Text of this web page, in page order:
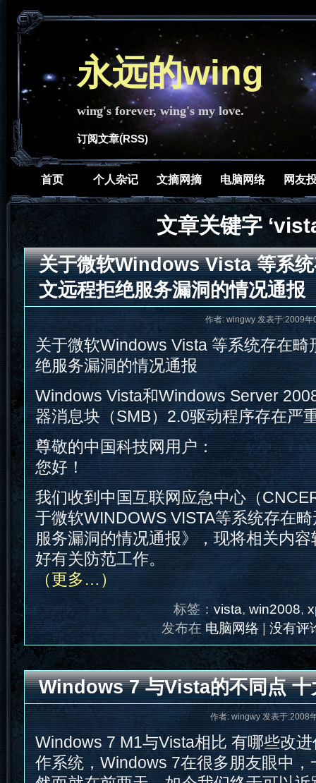
永远的wing
wing's forever, wing's my love.
订阅文章(RSS)
首页 个人杂记 文摘网摘 电脑网络 网友
文章关键字
关于微软Windows Vista 等系
文远程拒绝服务漏洞的情况通报
作者: wingwy 发表于:2009
关于微软Windows Vista 等系统存在畸
绝服务漏洞的情况通报
Windows Vista和Windows Server
器消息块（SMB）2.0驱动程序存在严
尊敬的中国科技网用户：
您好！
我们收到中国互联网应急中心（
于微软WINDOWS VISTA等系统存在
服务漏洞的情况通报》，现将相关内
好有关防范工作。
（更多…）
标签：vista,win2008,
发布在电脑网络|没有评
Windows 7 与Vista的不同点 十
作者: wingwy 发表于:2008
Windows 7 M1与Vista相比 有哪些改
作系统，Windows 7在很多朋友眼中